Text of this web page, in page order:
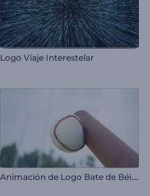
Logo Viaje Interestelar
A
nimación de Logo Bate de Béisbol